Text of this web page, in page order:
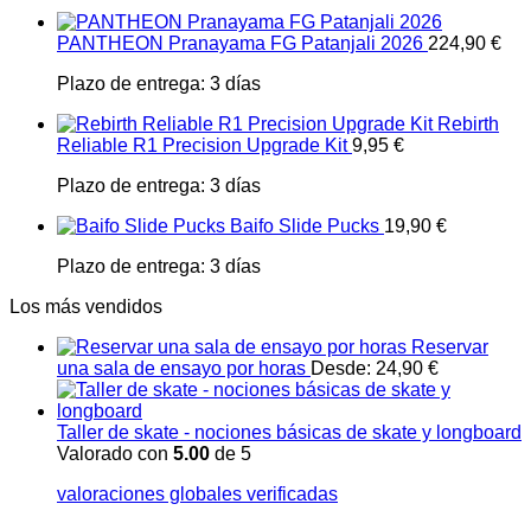
PANTHEON Pranayama FG Patanjali 2026 224,90 €
Plazo de entrega: 3 días
Rebirth
Reliable R1 Precision Upgrade Kit 9,95 €
Plazo de entrega: 3 días
Baifo Slide Pucks 19,90 €
Plazo de entrega: 3 días
Los más vendidos
Reservar
una sala de ensayo por horas Desde: 24,90 €
Taller de skate - nociones básicas de skate y longboard
Valorado con 5.00 de 5
valoraciones globales verificadas